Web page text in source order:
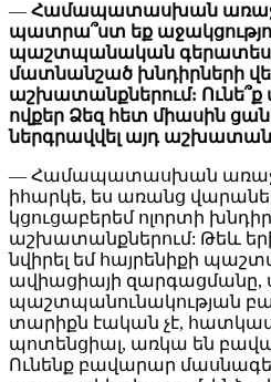
— Համապատասխան
պատրա՞ստ եք
պաշտպանական
մատնանշած խնդիրների
աշխատանքներում:
ովքեր Ձեզ հետ միասին
ներգրավվել այդ
— Համապատասխան
իհարկե, ես առանց
կցուցաբերեմ ոլորտի
աշխատանքներում: Թեև
նվիրել եմ հայրենիքի
ավիացիայի զարգացմանը,
պաշտպանունակության
տարիքն էական չէ,
պոտենցիալ, առկա են
Ունենք բավարար